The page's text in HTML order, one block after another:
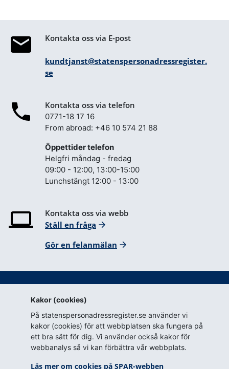
Kakor (cookies)
På statenspersonadressregister.se använder vi
kakor (cookies) för att webbplatsen ska fungera på
ett bra sätt för dig. Vi använder också kakor för
webbanalys så vi kan förbättra vår webbplats.
Läs mer om cookies på SPAR-webben
Kontakta oss via E-post
kundtjanst@statenspersonadressregister.
se
Kontakta oss via telefon
0771-18 17 16
From abroad: +46 10 574 21 88
Öppettider telefon
Helgfri måndag - fredag
09:00 - 12:00, 13:00-15:00
Lunchstängt 12:00 - 13:00
Kontakta oss via webb
Ställ en fråga
Gör en felanmälan
Hitta snabbt
Webbkarta
Blanketter för tillstånd
Om webbplatsen